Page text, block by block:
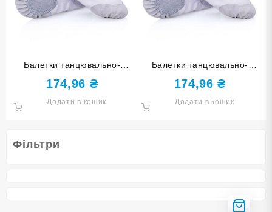
Фільтри
Балетки танцювально-
спортивні білі 28 розмір
174,96 ₴
Додати в кошик
Балетки танцювально-
спортивні білі 34 розмір
174,96₴
Додати в кошик